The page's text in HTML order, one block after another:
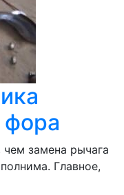
фора
замена рычага
Главное,